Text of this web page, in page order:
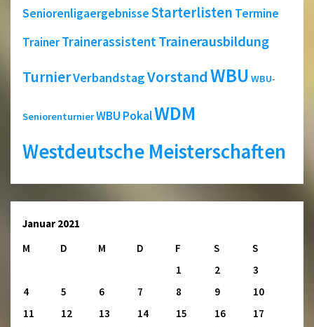
SeniorenligaergebnisseStarterlisten Termine
TrainerTrainerassistentTrainerausbildung
TurnierVerbandstagVorstandWBU WBU-
SeniorenturnierWBU PokalWDM
Westdeutsche Meisterschaften
Januar 2021
M
D M D F S
S
1
2
3
4
5 6 7 8 9
10
11
12 13 14 15 16
17